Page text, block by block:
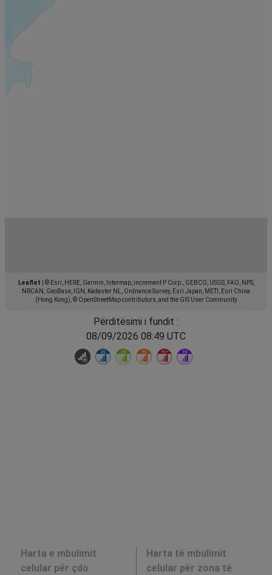
Leaflet
© Esri, HERE, Garmin, Intermap, increment P Corp., GEBCO, USGS, FAO, NPS,
NRCAN, GeoBase, IGN, Kadaster NL, Ordnance Survey, Esri Japan, METI, Esri China
(Hong Kong), © OpenStreetMap contributors, and the GIS User Community
Përditësimi i fundit :
08/09/2026 08:49 UTC
Harta e mbulimit
celular për çdo
Harta të mbulimit
celular për zona të